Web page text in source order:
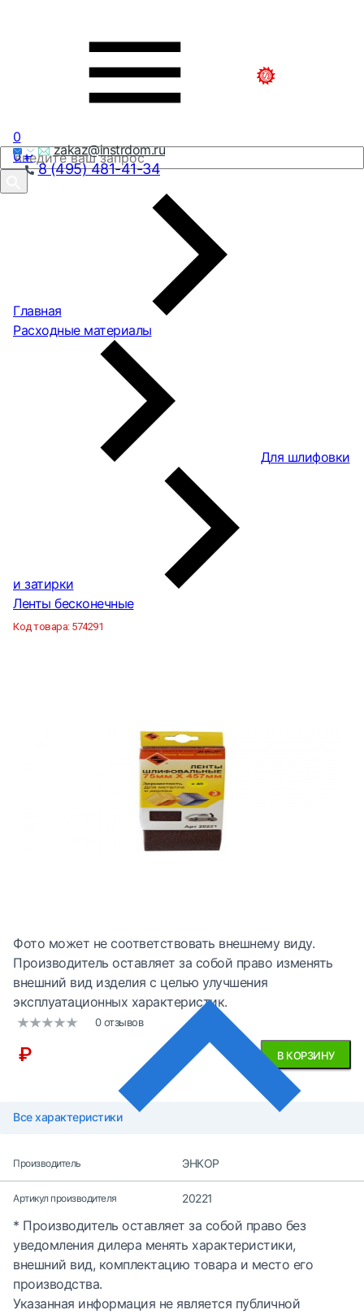
zakaz@instrdom.ru
8 (495) 481-41-34
0
0₽
Главная
Расходные материалы
Для шлифовки
и затирки
Ленты бесконечные
Код товара: 574291
Фото может не соответствовать внешнему виду.
Производитель оставляет за собой право изменять
внешний вид изделия с целью улучшения
эксплуатационных характеристик.
0 отзывов
₽ В КОРЗИНУ
Все характеристики
Производитель ЭНКОР
Артикул производителя 20221
* Производитель оставляет за собой право без
уведомления дилера менять характеристики,
внешний вид, комплектацию товара и место его
производства.
Указанная информация не является публичной